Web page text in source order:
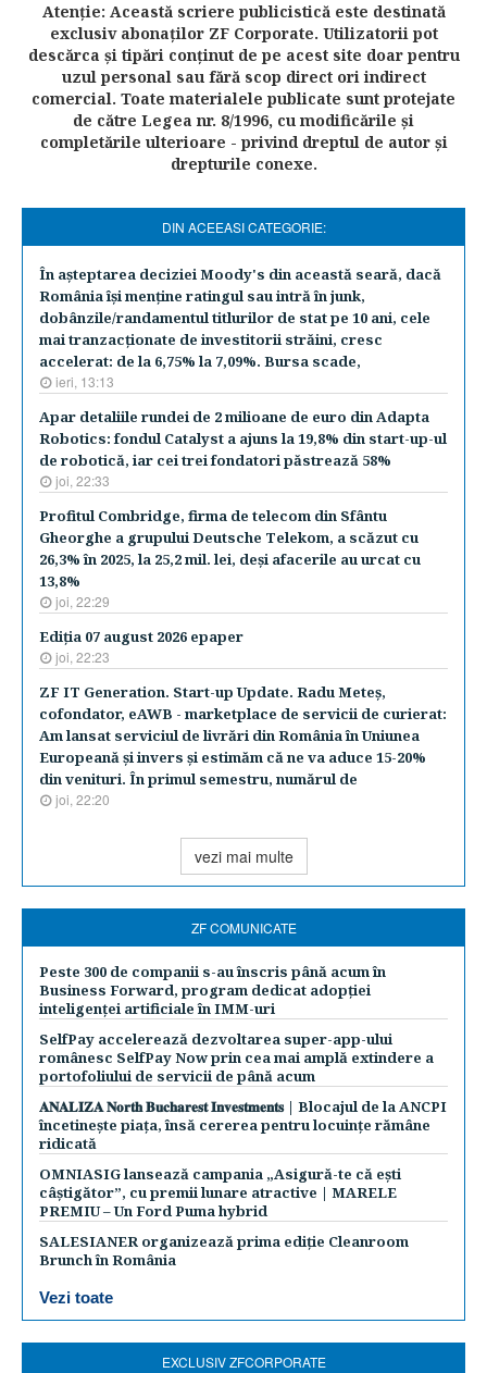
Atenţie: Această scriere publicistică este destinată
exclusiv abonaţilor ZF Corporate. Utilizatorii pot
descărca şi tipări conţinut de pe acest site doar pentru
uzul personal sau fără scop direct ori indirect
comercial. Toate materialele publicate sunt protejate
de către Legea nr. 8/1996, cu modificările şi
completările ulterioare - privind dreptul de autor şi
drepturile conexe.
DIN ACEEASI CATEGORIE:
În aşteptarea deciziei Moody's din această seară, dacă
România îşi menţine ratingul sau intră în junk,
dobânzile/randamentul titlurilor de stat pe 10 ani, cele
mai tranzacţionate de investitorii străini, cresc
accelerat: de la 6,75% la 7,09%. Bursa scade,
ieri, 13:13
Apar detaliile rundei de 2 milioane de euro din Adapta
Robotics: fondul Catalyst a ajuns la 19,8% din start-up-ul
de robotică, iar cei trei fondatori păstrează 58%
joi, 22:33
Profitul Combridge, firma de telecom din Sfântu
Gheorghe a grupului Deutsche Telekom, a scăzut cu
26,3% în 2025, la 25,2 mil. lei, deşi afacerile au urcat cu
13,8%
joi, 22:29
Ediţia 07 august 2026 epaper
joi, 22:23
ZF IT Generation. Start-up Update. Radu Meteş,
cofondator, eAWB - marketplace de servicii de curierat:
Am lansat serviciul de livrări din România în Uniunea
Europeană şi invers şi estimăm că ne va aduce 15-20%
din venituri. În primul semestru, numărul de
joi, 22:20
vezi mai multe
ZF COMUNICATE
Peste 300 de companii s-au înscris până acum în
Business Forward, program dedicat adopției
inteligenței artificiale în IMM-uri
SelfPay accelerează dezvoltarea super-app-ului
românesc SelfPay Now prin cea mai amplă extindere a
portofoliului de servicii de până acum
𝐀𝐍𝐀𝐋𝐈𝐙𝐀 𝐍𝐨𝐫𝐭𝐡 𝐁𝐮𝐜𝐡𝐚𝐫𝐞𝐬𝐭 𝐈𝐧𝐯𝐞𝐬𝐭𝐦𝐞𝐧𝐭𝐬 | Blocajul de la ANCPI
încetinește piața, însă cererea pentru locuințe rămâne
ridicată
OMNIASIG lansează campania „Asigură-te că ești
câștigător”, cu premii lunare atractive | MARELE
PREMIU – Un Ford Puma hybrid
SALESIANER organizează prima ediție Cleanroom
Brunch în România
Vezi toate
EXCLUSIV ZFCORPORATE